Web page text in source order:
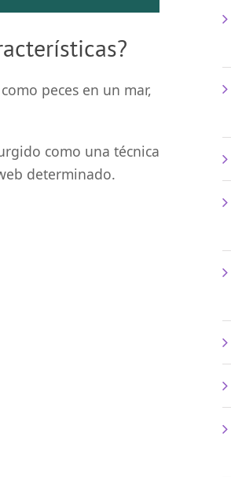
peces en un mar,
como una técnica
determinado.